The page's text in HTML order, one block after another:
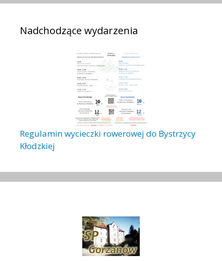
Nadchodzące wydarzenia
Regulamin wycieczki rowerowej do Bystrzycy
Kłodzkiej